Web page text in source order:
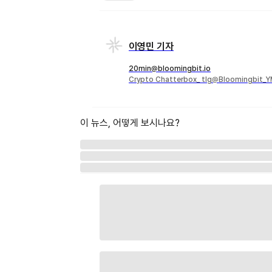
이영민 기자
20min@bloomingbit.io
Crypto Chatterbox_
이 뉴스, 어떻게 보시나요?